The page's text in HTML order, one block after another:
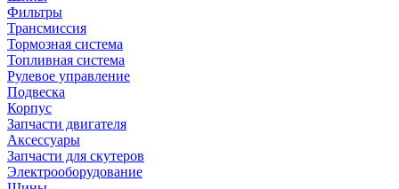
Фильтры
Трансмиссия
Тормозная система
Топливная система
Рулевое управление
Подвеска
Корпус
Запчасти двигателя
Аксессуары
Запчасти для скутеров
Электрооборудование